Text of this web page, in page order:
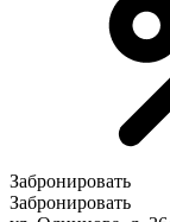
Забронировать
Забронировать